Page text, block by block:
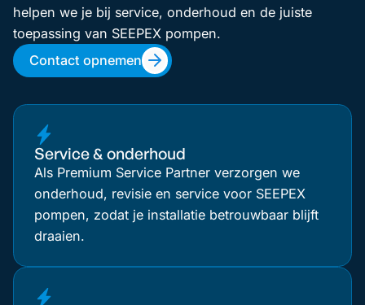
helpen we je bij service, onderhoud en de juiste
toepassing van SEEPEX pompen.
Contact opnemen
Service & onderhoud
Als Premium Service Partner verzorgen we
onderhoud, revisie en service voor SEEPEX
pompen, zodat je installatie betrouwbaar blijft
draaien.